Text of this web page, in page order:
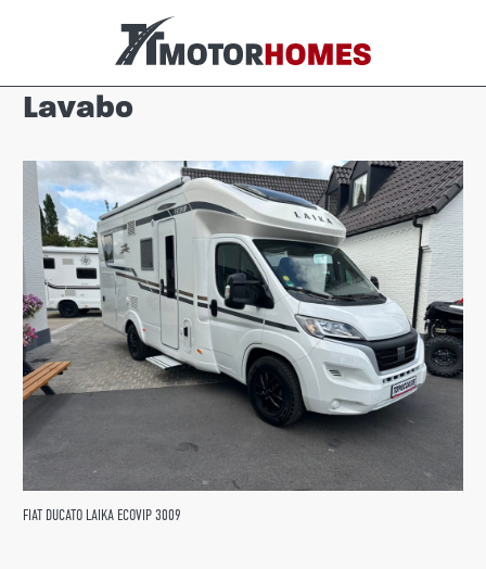
Lavabo
FIAT DUCATO LAIKA ECOVIP 3009